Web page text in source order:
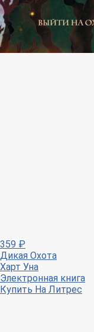
359 ₽
Дикая Охота
Харт Уна
Электронная книга
Купить На Литрес